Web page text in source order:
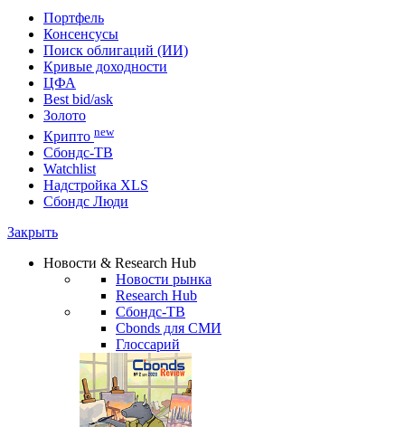
Портфель
Консенсусы
Поиск облигаций (ИИ)
Кривые доходности
ЦФА
Best bid/ask
Золото
Крипто new
Сбондс-ТВ
Watchlist
Надстройка XLS
Сбондс Люди
Закрыть
Новости & Research Hub
Новости рынка
Research Hub
Сбондс-ТВ
Cbonds для СМИ
Глоссарий